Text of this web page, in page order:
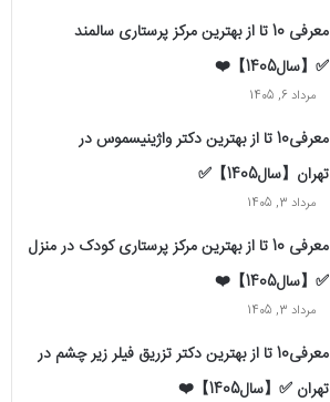
معرفی 10 تا از بهترین مرکز پرستاری سالمند
✅【سال1405】❤️
مرداد 6, 1405
معرفی10 تا از بهترین دکتر واژینیسموس در
تهران【سال1405】✅
مرداد 3, 1405
معرفی 10 تا از بهترین مرکز پرستاری کودک در منزل
✅【سال1405】❤️
مرداد 3, 1405
معرفی10 تا از بهترین دکتر تزریق فیلر زیر چشم در
تهران ✅【سال1405】❤️